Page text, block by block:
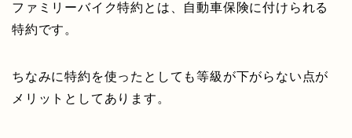
ファミリーバイク特約とは、自動車保険に付けられる
特約です。
ちなみに特約を使ったとしても等級が下がらない点が
メリットとしてあります。